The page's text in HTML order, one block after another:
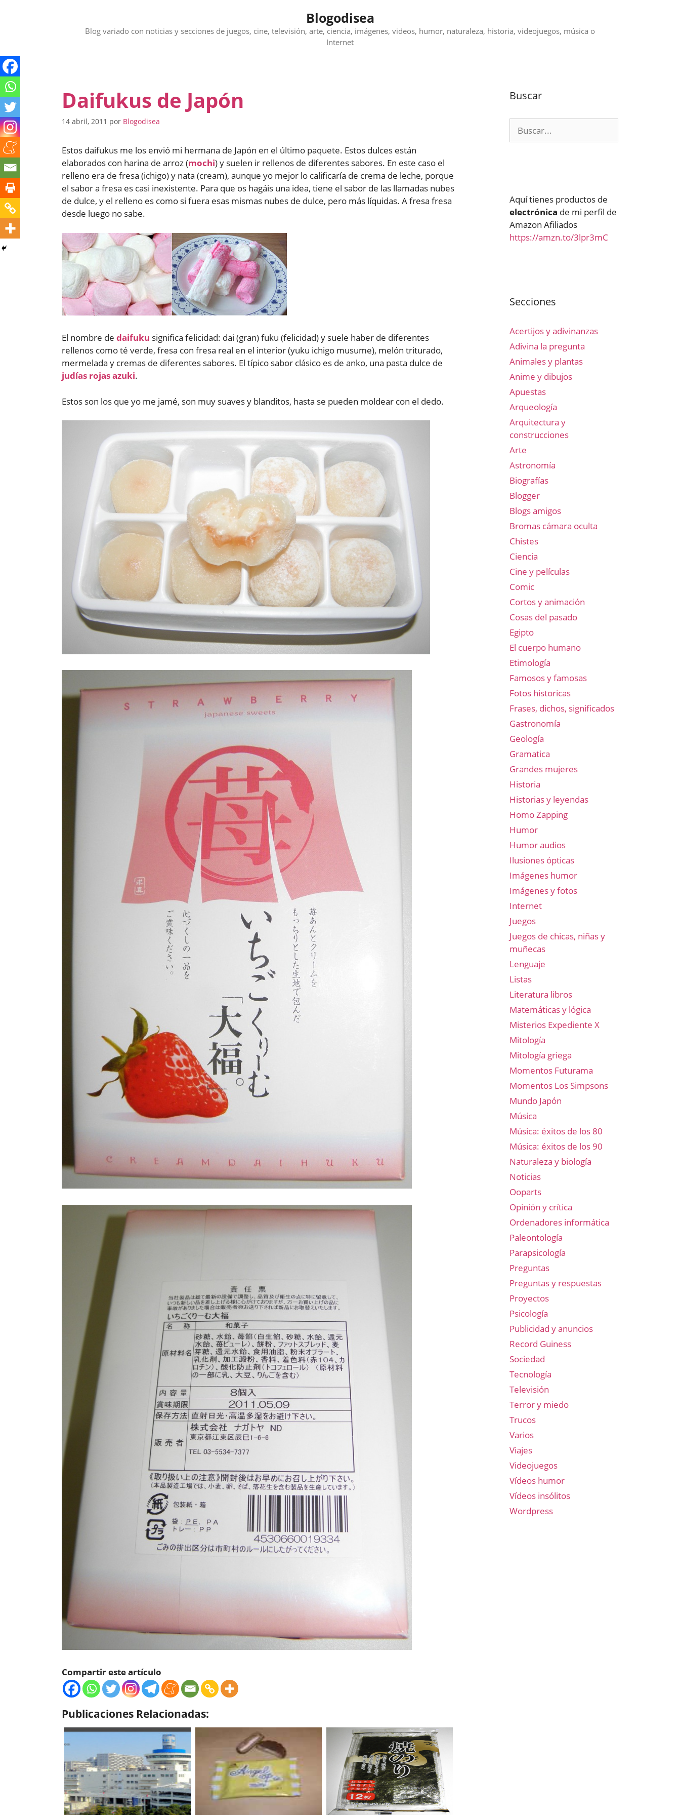
Blogodisea
Blog variado con noticias y secciones de juegos, cine, televisión, arte, ciencia, imágenes, videos, humor, naturaleza, historia, videojuegos, música o
Internet
Daifukus de Japón
14 abril, 2011 por Blogodisea
Estos daifukus me los envió mi hermana de Japón en el último paquete. Estos dulces están
elaborados con harina de arroz (mochi) y suelen ir rellenos de diferentes sabores. En este caso el
relleno era de fresa (ichigo) y nata (cream), aunque yo mejor lo calificaría de crema de leche, porque
el sabor a fresa es casi inexistente. Para que os hagáis una idea, tiene el sabor de las llamadas nubes
de dulce, y el relleno es como si fuera esas mismas nubes de dulce, pero más líquidas. A fresa fresa
desde luego no sabe.
El nombre de daifuku significa felicidad: dai (gran) fuku (felicidad) y suele haber de diferentes
rellenos como té verde, fresa con fresa real en el interior (yuku ichigo musume), melón triturado,
mermelada y cremas de diferentes sabores. El típico sabor clásico es de anko, una pasta dulce de
judías rojas azuki.
Estos son los que yo me jamé, son muy suaves y blanditos, hasta se pueden moldear con el dedo.
Compartir este artículo
Publicaciones Relacionadas:
Buscar
Aquí tienes productos de
electrónica de mi perfil de
Amazon Afiliados
https://amzn.to/3lpr3mC
Secciones
Acertijos y adivinanzas
Adivina la pregunta
Animales y plantas
Anime y dibujos
Apuestas
Arqueología
Arquitectura y
construcciones
Arte
Astronomía
Biografías
Blogger
Blogs amigos
Bromas cámara oculta
Chistes
Ciencia
Cine y películas
Comic
Cortos y animación
Cosas del pasado
Egipto
El cuerpo humano
Etimología
Famosos y famosas
Fotos historicas
Frases, dichos, significados
Gastronomía
Geología
Gramatica
Grandes mujeres
Historia
Historias y leyendas
Homo Zapping
Humor
Humor audios
Ilusiones ópticas
Imágenes humor
Imágenes y fotos
Internet
Juegos
Juegos de chicas, niñas y
muñecas
Lenguaje
Listas
Literatura libros
Matemáticas y lógica
Misterios Expediente X
Mitología
Mitología griega
Momentos Futurama
Momentos Los Simpsons
Mundo Japón
Música
Música: éxitos de los 80
Música: éxitos de los 90
Naturaleza y biología
Noticias
Ooparts
Opinión y crítica
Ordenadores informática
Paleontología
Parapsicología
Preguntas
Preguntas y respuestas
Proyectos
Psicología
Publicidad y anuncios
Record Guiness
Sociedad
Tecnología
Televisión
Terror y miedo
Trucos
Varios
Viajes
Videojuegos
Vídeos humor
Vídeos insólitos
Wordpress